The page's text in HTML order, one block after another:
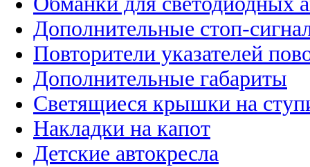
Дополнительные стоп-
Повторители указателей
Дополнительные габариты
Светящиеся крышки на
Накладки на капот
Детские автокресла